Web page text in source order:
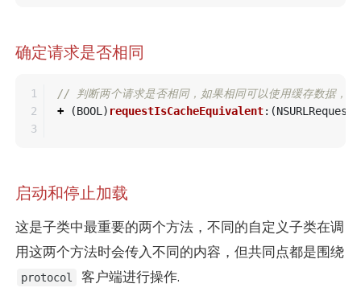
确定请求是否相同
1
2
// 判断两个请求是否相同，如果相同可以使用缓存数据，
+
(BOOL ) requestIsCacheEquivalent:(NSURLRequest
启动和停止加载
这是子类中最重要的两个方法，不同的自定义子类在调
用这两个方法时会传入不同的内容，但共同点都是围绕
protocol 客户端进行操作.